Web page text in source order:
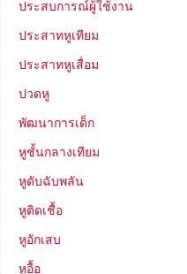
ประสบการณ์ผู้ใช้งาน
ประสาทหูเทียม
ประสาทหูเสื่อม
ปวดหู
พัฒนาการเด็ก
หูชั้นกลางเทียม
หูดับฉับพลัน
หูติดเชื้อ
หูอักเสบ
หูอื้อ